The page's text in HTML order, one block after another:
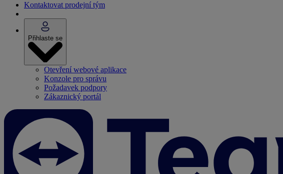
Kontaktovat prodejní tým
Přihlaste se
Otevření webové aplikace
Konzole pro správu
Požadavek podpory
Zákaznický portál